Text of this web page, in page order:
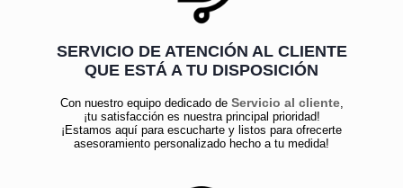
SERVICIO DE ATENCIÓN AL CLIENTE
QUE ESTÁ A TU DISPOSICIÓN
Con nuestro equipo dedicado de Servicio al cliente,
¡tu satisfacción es nuestra principal prioridad!
¡Estamos aquí para escucharte y listos para ofrecerte
asesoramiento personalizado hecho a tu medida!